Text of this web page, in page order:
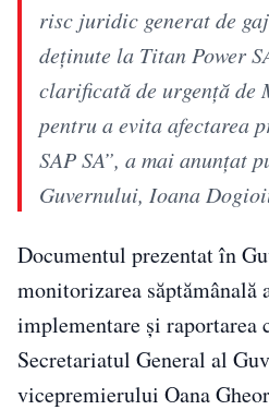
risc juridic generat de
deţinute la Titan Power
clarificată de urgenţă de
pentru a evita afectarea
SAP SA”, a mai anunţat
Guvernului, Ioana
Documentul prezentat în
monitorizarea săptămânală
implementare și raportarea
Secretariatul General al
vicepremierului Oana